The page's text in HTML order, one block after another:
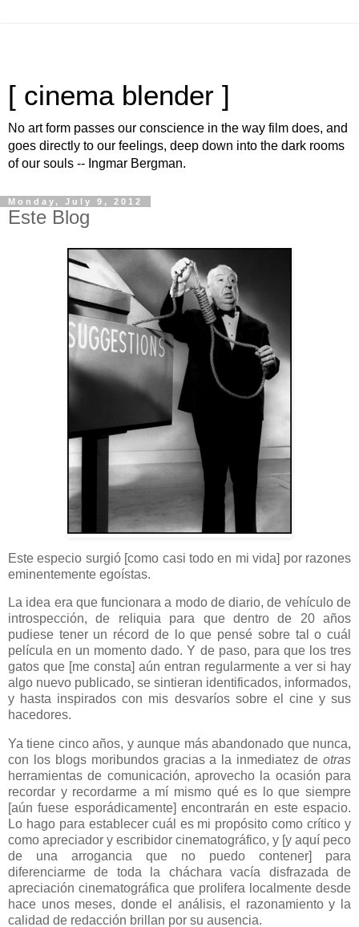
[ cinema blender ]
No art form passes our conscience in the way film does, and
goes directly to our feelings, deep down into the dark rooms
of our souls -- Ingmar Bergman.
Monday, July 9, 2012
Este Blog
Este especio surgió [como casi todo en mi vida] por razones
eminentemente egoístas.
La idea era que funcionara a modo de diario, de vehículo de
introspección, de reliquia para que dentro de 20 años
pudiese tener un récord de lo que pensé sobre tal o cuál
película en un momento dado. Y de paso, para que los tres
gatos que [me consta] aún entran regularmente a ver si hay
algo nuevo publicado, se sintieran identificados, informados,
y hasta inspirados con mis desvaríos sobre el cine y sus
hacedores.
Ya tiene cinco años, y aunque más abandonado que nunca,
con los blogs moribundos gracias a la inmediatez de otras
herramientas de comunicación, aprovecho la ocasión para
recordar y recordarme a mí mismo qué es lo que siempre
[aún fuese esporádicamente] encontrarán en este espacio.
Lo hago para establecer cuál es mi propósito como crítico y
como apreciador y escribidor cinematográfico, y [y aquí peco
de una arrogancia que no puedo contener] para
diferenciarme de toda la cháchara vacía disfrazada de
apreciación cinematográfica que prolifera localmente desde
hace unos meses, donde el análisis, el razonamiento y la
calidad de redacción brillan por su ausencia.